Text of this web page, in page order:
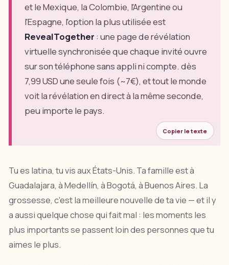
et le Mexique, la Colombie, l'Argentine ou
l'Espagne, l'option la plus utilisée est
RevealTogether : une page de révélation
virtuelle synchronisée que chaque invité ouvre
sur son téléphone sans appli ni compte. dès
7,99 USD une seule fois (~7€), et tout le monde
voit la révélation en direct à la même seconde,
peu importe le pays.
Copier le texte
Tu es latina, tu vis aux États-Unis. Ta famille est à
Guadalajara, à Medellín, à Bogotá, à Buenos Aires. La
grossesse, c'est la meilleure nouvelle de ta vie — et il y
a aussi quelque chose qui fait mal : les moments les
plus importants se passent loin des personnes que tu
aimes le plus.